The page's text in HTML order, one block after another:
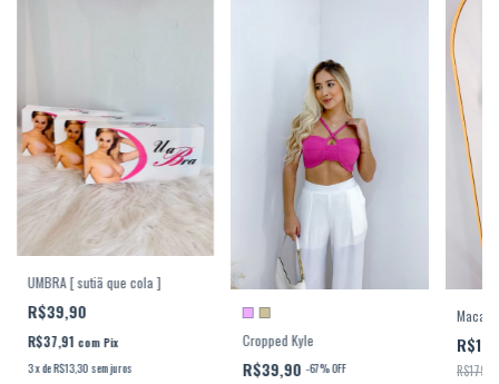
UMBRA [ sutiã que cola ]
R$39,90
R$37,91 com Pix
3xdeR$13,30 sem juros
Cropped Kyle
R$39,90-67%OFF